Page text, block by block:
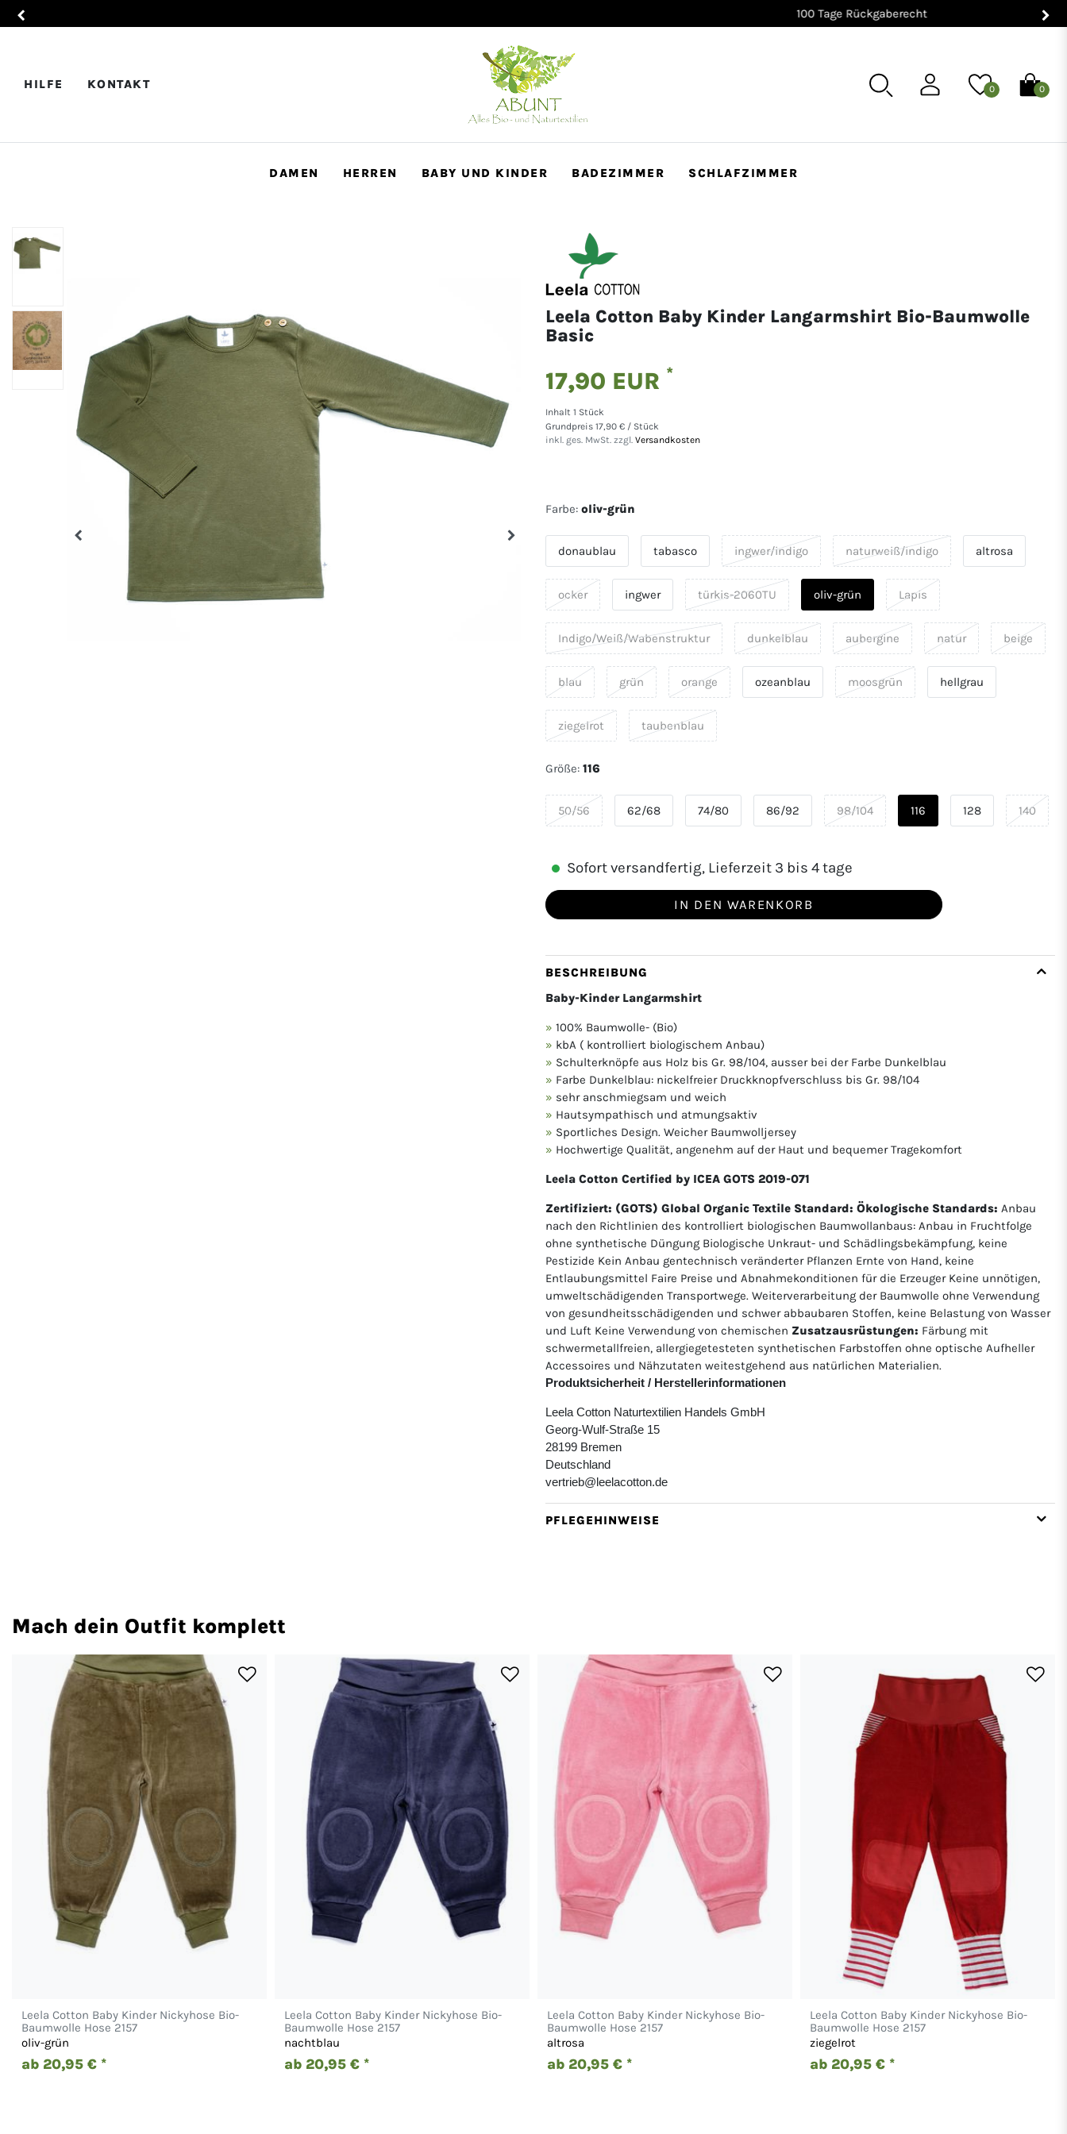
HILFE KONTAKT 0 0
DAMEN HERREN BABY UND KINDER BADEZIMMER SCHLAFZIMMER
Leela Cotton Baby Kinder Langarmshirt Bio-Baumwolle
Basic
17,90 EUR *
Inhalt 1 Stück
Grundpreis 17,90 € / Stück
inkl. ges. MwSt. zzgl. Versandkosten
Farbe: oliv-grün
donaublau tabasco ingwer/indigo naturweiß/indigo altrosa
ocker ingwer türkis-2060TU oliv-grün Lapis
Indigo/Weiß/Wabenstruktur dunkelblau aubergine natur beige
blau grün orange ozeanblau moosgrün hellgrau
ziegelrot taubenblau
Größe: 116
50/56 62/68 74/80 86/92 98/104 116 128 140
Sofort versandfertig, Lieferzeit 3 bis 4 tage
IN DEN WARENKORB
BESCHREIBUNG
Baby-Kinder Langarmshirt
100% Baumwolle- (Bio)
kbA ( kontrolliert biologischem Anbau)
Schulterknöpfe aus Holz bis Gr. 98/104, ausser bei der Farbe Dunkelblau
Farbe Dunkelblau: nickelfreier Druckknopfverschluss bis Gr. 98/104
sehr anschmiegsam und weich
Hautsympathisch und atmungsaktiv
Sportliches Design. Weicher Baumwolljersey
Hochwertige Qualität, angenehm auf der Haut und bequemer Tragekomfort
Leela Cotton Certified by ICEA GOTS 2019-071
Zertifiziert: (GOTS) Global Organic Textile Standard: Ökologische Standards: Anbau
nach den Richtlinien des kontrolliert biologischen Baumwollanbaus: Anbau in Fruchtfolge
ohne synthetische Düngung Biologische Unkraut- und Schädlingsbekämpfung, keine
Pestizide Kein Anbau gentechnisch veränderter Pflanzen Ernte von Hand, keine
Entlaubungsmittel Faire Preise und Abnahmekonditionen für die Erzeuger Keine unnötigen,
umweltschädigenden Transportwege. Weiterverarbeitung der Baumwolle ohne Verwendung
von gesundheitsschädigenden und schwer abbaubaren Stoffen, keine Belastung von Wasser
und Luft Keine Verwendung von chemischen Zusatzausrüstungen: Färbung mit
schwermetallfreien, allergiegetesteten synthetischen Farbstoffen ohne optische Aufheller
Accessoires und Nähzutaten weitestgehend aus natürlichen Materialien.
Produktsicherheit / Herstellerinformationen
Leela Cotton Naturtextilien Handels GmbH
Georg-Wulf-Straße 15
28199 Bremen
Deutschland
vertrieb@leelacotton.de
PFLEGEHINWEISE
Mach dein Outfit komplett
Leela Cotton Baby Kinder Nickyhose Bio-
Baumwolle Hose 2157
oliv-grün
ab 20,95 € *
Leela Cotton Baby Kinder Nickyhose Bio-
Baumwolle Hose 2157
nachtblau
ab 20,95 € *
Leela Cotton Baby Kinder Nickyhose Bio-
Baumwolle Hose 2157
altrosa
ab 20,95 € *
Leela Cotton Baby Kinder Nickyhose Bio-
Baumwolle Hose 2157
ziegelrot
ab 20,95 € *